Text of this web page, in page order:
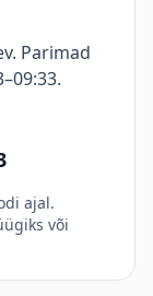
Parimad
ajal.
või